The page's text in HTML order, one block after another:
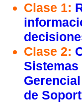
Clase 1:
Clase 2:
de